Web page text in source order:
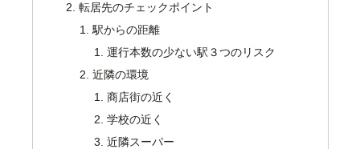
転居先のチェックポイント
駅からの距離
運行本数の少ない駅３つのリスク
近隣の環境
商店街の近く
学校の近く
近隣スーパー